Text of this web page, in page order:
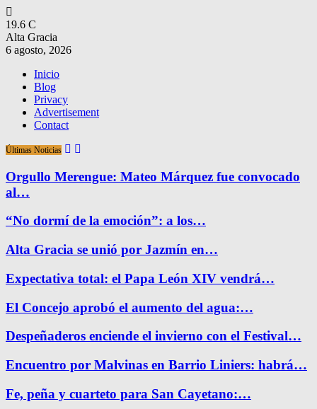
19.6 C
Alta Gracia
6 agosto, 2026
Inicio
Blog
Privacy
Advertisement
Contact
Últimas Noticias
Orgullo Merengue: Mateo Márquez fue convocado
al…
“No dormí de la emoción”: a los…
Alta Gracia se unió por Jazmín en…
Expectativa total: el Papa León XIV vendrá…
El Concejo aprobó el aumento del agua:…
Despeñaderos enciende el invierno con el Festival…
Encuentro por Malvinas en Barrio Liniers: habrá…
Fe, peña y cuarteto para San Cayetano:…